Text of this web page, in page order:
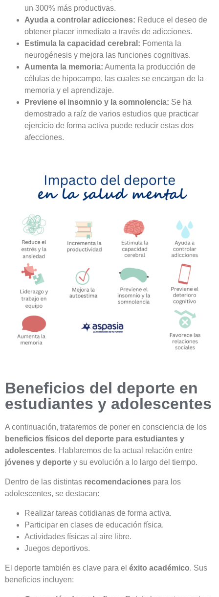
un 300% más productivas.
Ayuda a controlar adicciones: Reduce el deseo de
obtener placer inmediato a través de adicciones.
Estimula la capacidad cerebral: Fomenta la
neurogénesis y mejora las funciones cognitivas.
Aumenta la memoria: Aumenta la producción de
células de hipocampo, las cuales se encargan de la
memoria y el aprendizaje.
Previene el insomnio y la somnolencia: Se ha
demostrado a raíz de varios estudios que practicar
ejercicio de forma activa puede reducir estas dos
afecciones.
Beneficios del deporte en
estudiantes y adolescentes
A continuación, trataremos de poner en consciencia de los
beneficios físicos del deporte para estudiantes y
adolescentes. Hablaremos de la actual relación entre
jóvenes y deporte y su evolución a lo largo del tiempo.
Dentro de las distintas recomendaciones para los
adolescentes, se destacan:
Realizar tareas cotidianas de forma activa.
Participar en clases de educación física.
Actividades físicas al aire libre.
Juegos deportivos.
El deporte también es clave para el éxito académico. Sus
beneficios incluyen: